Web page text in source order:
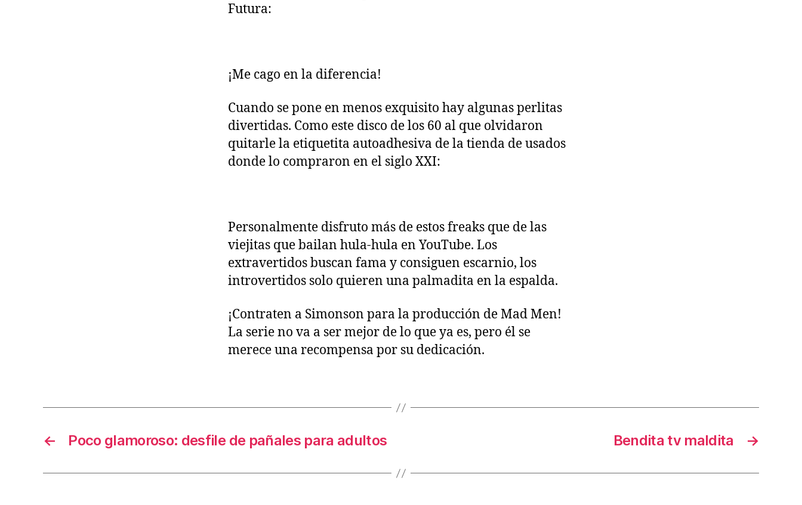
Futura:
¡Me cago en la diferencia!
Cuando se pone en menos exquisito hay algunas perlitas
divertidas. Como este disco de los 60 al que olvidaron
quitarle la etiquetita autoadhesiva de la tienda de usados
donde lo compraron en el siglo XXI:
Personalmente disfruto más de estos freaks que de las
viejitas que bailan hula-hula en YouTube. Los
extravertidos buscan fama y consiguen escarnio, los
introvertidos solo quieren una palmadita en la espalda.
¡Contraten a Simonson para la producción de Mad Men!
La serie no va a ser mejor de lo que ya es, pero él se
merece una recompensa por su dedicación.
← Poco glamoroso: desfile de pañales para adultos →
Bendita tv maldita